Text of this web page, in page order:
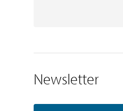
Newsletter